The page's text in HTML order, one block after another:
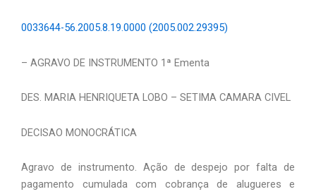
0033644-56.2005.8.19.0000 (2005.002.29395)
– AGRAVO DE INSTRUMENTO 1ª Ementa
DES. MARIA HENRIQUETA LOBO – SETIMA CAMARA CIVEL
DECISAO MONOCRÁTICA
Agravo de instrumento. Ação de despejo por falta de
pagamento cumulada com cobrança de alugueres e